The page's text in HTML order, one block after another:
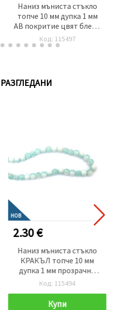
Наниз мъниста стъкло
топче 10 мм дупка 1 мм
AB покритие цвят бледо
розов и бледо сив със
син отенък ~85 броя
Код: 115497
НОВ
2.30 €
Наниз мъниста стъкло
КРАКЪЛ топче 10 мм
дупка 1 мм прозрачно
цвят бял и син с бяла боя
~85 броя
Код: 115494
Купи